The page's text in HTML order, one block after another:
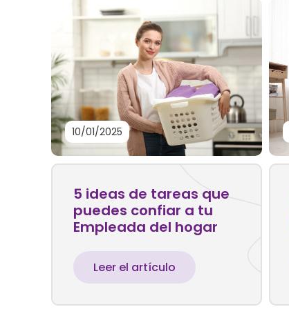
10/01/2025
5 ideas de tareas que
puedes confiar a tu
Empleada del hogar
Leer el artículo